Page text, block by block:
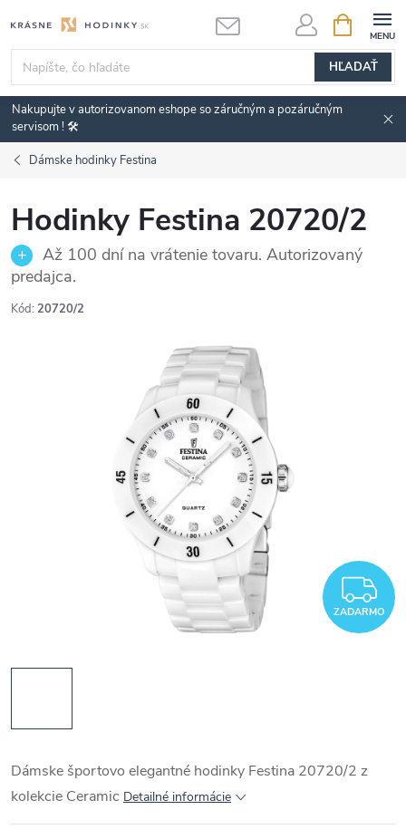
na
obsah
HĽADAŤ
KOŠÍK
Nakupujte v autorizovanom eshope so záručným a pozáručným
servisom ! 🛠️
Dámske hodinky Festina
Hodinky Festina 20720/2
Až 100 dní na vrátenie tovaru. Autorizovaný
predajca.
Kód: 20720/2
ZADARMO
Dámske športovo elegantné hodinky Festina 20720/2 z
kolekcie Ceramic Detailné informácie